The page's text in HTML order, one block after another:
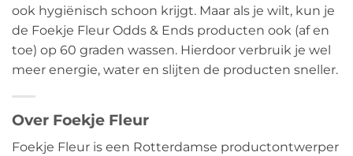
ook hygiënisch schoon krijgt. Maar als je wilt, kun je
de Foekje Fleur Odds & Ends producten ook (af en
toe) op 60 graden wassen. Hierdoor verbruik je wel
meer energie, water en slijten de producten sneller.
Over Foekje Fleur
Foekje Fleur is een Rotterdamse productontwerper